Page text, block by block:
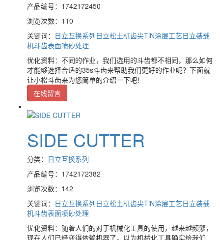
产品编号：1742172450
浏览次数：110
关键词： 日立互换系列日立松土机齿尖TiN涂层工艺日立装载
机斗齿表面喷砂处理
优化资料：不同的作业，我们选用的斗齿都不相同，那么如何
才能够选择合适的35s斗齿来帮助我们更好的作业呢？下面就
让小松斗齿来为您简单的介绍一下吧！
在线留言
SIDE CUTTER
分类： 日立互换系列
产品编号：1742172382
浏览次数：142
关键词： 日立互换系列日立松土机齿尖TiN涂层工艺日立装载
机斗齿表面喷砂处理
优化资料：随着人们的对于机械化工具的使用，越来越频繁，
现在人们已经变得依赖机器了。以为机械化工具确实给我们